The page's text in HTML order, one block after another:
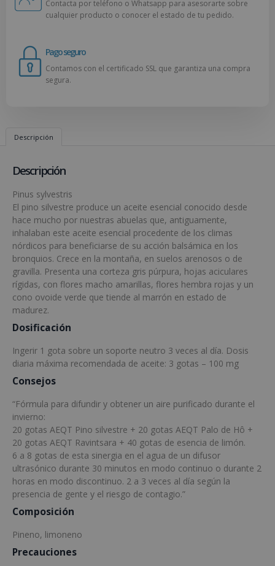
Contacta por teléfono o Whatsapp para asesorarte sobre
cualquier producto o conocer el estado de tu pedido.
Pago seguro
Contamos con el certificado SSL que garantiza una compra
segura.
Descripción
Descripción
Pinus sylvestris
El pino silvestre produce un aceite esencial conocido desde
hace mucho por nuestras abuelas que, antiguamente,
inhalaban este aceite esencial procedente de los climas
nórdicos para beneficiarse de su acción balsámica en los
bronquios. Crece en la montaña, en suelos arenosos o de
gravilla. Presenta una corteza gris púrpura, hojas aciculares
rígidas, con flores macho amarillas, flores hembra rojas y un
cono ovoide verde que tiende al marrón en estado de
madurez.
Dosificación
Ingerir 1 gota sobre un soporte neutro 3 veces al día. Dosis
diaria máxima recomendada de aceite: 3 gotas – 100 mg
Consejos
“Fórmula para difundir y obtener un aire purificado durante el
invierno:
20 gotas AEQT Pino silvestre + 20 gotas AEQT Palo de Hô +
20 gotas AEQT Ravintsara + 40 gotas de esencia de limón.
6 a 8 gotas de esta sinergia en el agua de un difusor
ultrasónico durante 30 minutos en modo continuo o durante 2
horas en modo discontinuo. 2 a 3 veces al día según la
presencia de gente y el riesgo de contagio.”
Composición
Pineno, limoneno
Precauciones